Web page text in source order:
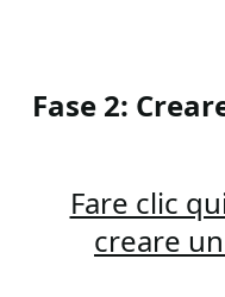
Fase 2:
Fare clic
creare